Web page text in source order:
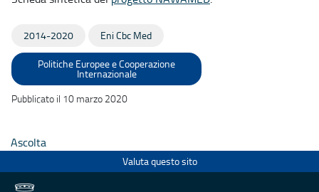
2014-2020 Eni Cbc Med
Politiche Europee e Cooperazione
Internazionale
Pubblicato il 10 marzo 2020
Ascolta
Valuta questo sito